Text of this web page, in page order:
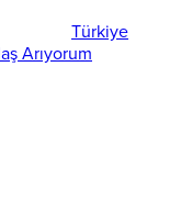
Türkiye
Arıyorum